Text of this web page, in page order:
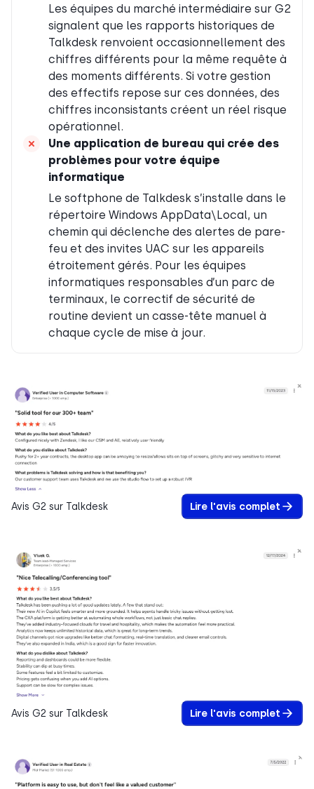
Les équipes du marché intermédiaire sur G2
signalent que les rapports historiques de
Talkdesk renvoient occasionnellement des
chiffres différents pour la même requête à
des moments différents. Si votre gestion
des effectifs repose sur ces données, des
chiffres inconsistants créent un réel risque
opérationnel.
Une application de bureau qui crée des
problèmes pour votre équipe
informatique
Le softphone de Talkdesk s’installe dans le
répertoire Windows AppData\Local, un
chemin qui déclenche des alertes de pare-
feu et des invites UAC sur les appareils
étroitement gérés. Pour les équipes
informatiques responsables d’un parc de
terminaux, le correctif de sécurité de
routine devient un casse-tête manuel à
chaque cycle de mise à jour.
Avis G2 sur Talkdesk Lire l'avis complet
Avis G2 sur Talkdesk Lire l'avis complet